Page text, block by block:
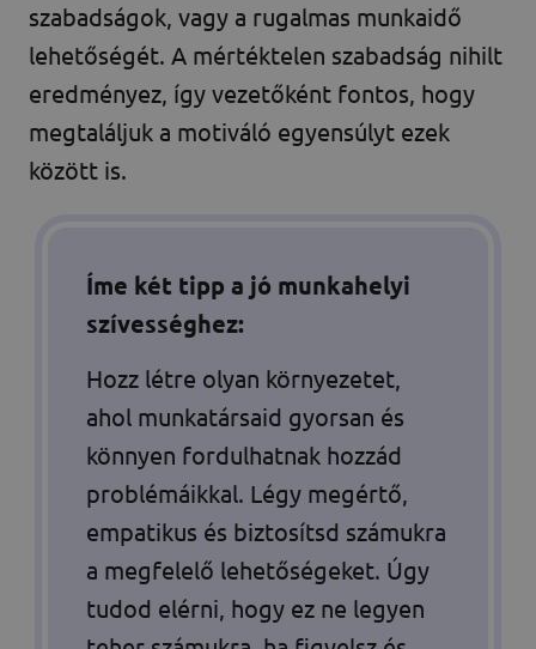
szabadságok, vagy a rugalmas munkaidő
lehetőségét. A mértéktelen szabadság nihilt
eredményez, így vezetőként fontos, hogy
megtaláljuk a motiváló egyensúlyt ezek
között is.
Íme két tipp a jó munkahelyi
szívességhez:
Hozz létre olyan környezetet,
ahol munkatársaid gyorsan és
könnyen fordulhatnak hozzád
problémáikkal. Légy megértő,
empatikus és biztosítsd számukra
a megfelelő lehetőségeket. Úgy
tudod elérni, hogy ez ne legyen